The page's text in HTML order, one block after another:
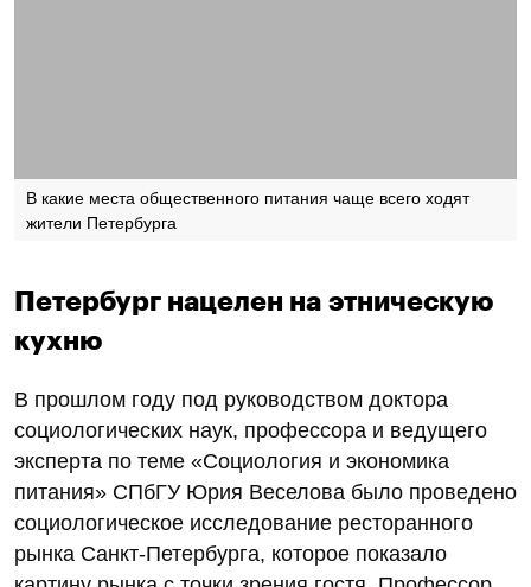
В какие места общественного питания чаще всего ходят
жители Петербурга
Петербург нацелен на этническую
кухню
В прошлом году под руководством доктора
социологических наук, профессора и ведущего
эксперта по теме «Социология и экономика
питания» СПбГУ Юрия Веселова было проведено
социологическое исследование ресторанного
рынка Санкт-Петербурга, которое показало